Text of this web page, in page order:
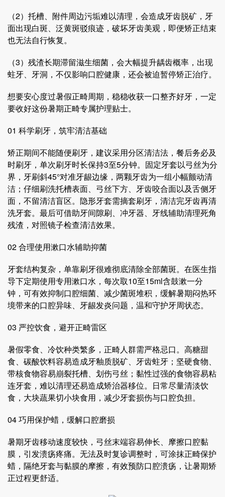
（2）托槽、附件周边污垢难以清理，会造成牙齿脱矿，牙
面出现白斑、泛黄斑驳痕迹，破坏牙齿美观，即便矫正结束
也无法自行恢复。
（3）残渣长期滞留滋生细菌，会大幅提升龋齿概率，出现
蛀牙、牙洞，不仅影响口腔健康，还会被迫暂停矫正治疗。
想要安心度过暑假正畸周期，稳稳收获一口整齐好牙，一定
要收好这份暑期正畸专属护理贴士。
01 科学刷牙，筑牢清洁基础
矫正期间不能随便刷牙，建议采用分区清洁法，餐后务必及
时刷牙，单次刷牙时长保持3至5分钟。固定牙套以弓丝为分
界，牙刷斜45°对准牙龈边缘，两颗牙齿为一组小幅颤动清
洁；仔细刷洗托槽表面、弓丝下方、牙齿咬合面以及舌侧牙
面，不留清洁盲区。隐形牙套需摘套刷牙，清洁完牙齿再清
洗牙套。最后可借助牙间隙刷、冲牙器、牙线辅助清理死角
残渣，对照镜子检查清洁效果。
02 合理使用漱口水辅助抑菌
牙套结构复杂，单靠刷牙很难彻底清除全部菌斑。在医生指
导下定期使用专用漱口水，每次取10至15ml含鼓漱一分
钟，可有效抑制口腔细菌、减少菌斑堆积，缓解暑期闷热环
境带来的口腔异味、牙龈发炎问题，温和守护牙周状态。
03 严控饮食，避开正畸雷区
暑假零食、冷饮种类繁多，正畸人群需严格忌口。高糖甜
食、碳酸饮料容易造成牙釉质脱矿、牙齿蛀牙；坚硬食物、
带核食物容易崩裂托槽、划伤弓丝；黏性过强的食物容易粘
连牙套，难以清理还易造成矫治器移位。日常尽量清淡饮
食，大块蔬果切小块食用，减少牙套损伤与口腔负担。
04 巧用保护蜡，缓解口腔磨损
暑期牙齿移动速度较快，弓丝末端容易伸长、摩擦口腔黏
膜，引发溃疡疼痛。无法及时复诊调整时，可涂抹正畸保护
蜡，隔绝牙套与黏膜的摩擦，有效预防口腔溃疡，让暑期矫
正过程更舒适。